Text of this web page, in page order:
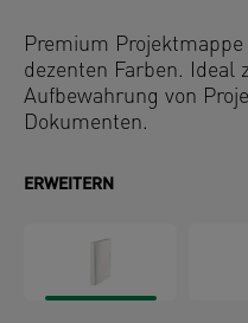
Premium
dezenten Farben. Ideal
Aufbewahrung von
Dokumenten.
ERWEITERN